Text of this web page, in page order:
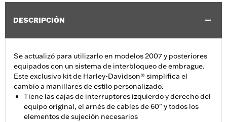
DESCRIPCIÓN
Se actualizó para utilizarlo en modelos 2007 y posteriores
equipados con un sistema de interbloqueo de embrague.
Este exclusivo kit de Harley-Davidson® simplifica el
cambio a manillares de estilo personalizado.
Tiene las cajas de interruptores izquierdo y derecho del
equipo original, el arnés de cables de 60" y todos los
elementos de sujeción necesarios